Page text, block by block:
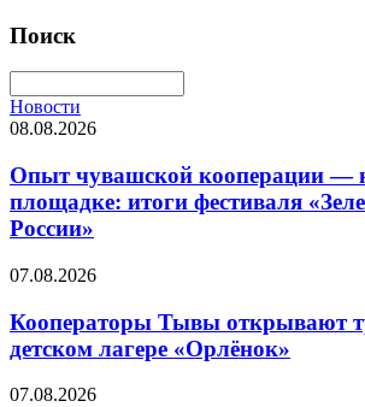
Поиск
Новости
08.08.2026
Опыт чувашской кооперации —
площадке: итоги фестиваля
России»
07.08.2026
Кооператоры Тывы открывают
детском лагере «Орлёнок»
07.08.2026